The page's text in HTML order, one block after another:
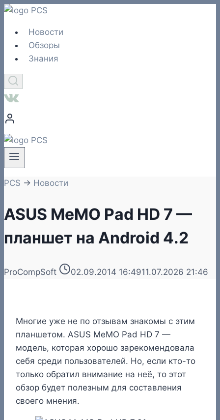
Перейти
содержимому
Новости
Обзоры
Знания
PCS → Новости
ASUS MeMO Pad HD 7 —
планшет на Android 4.2
ProCompSoft 02.09.2014 16:4911.07.2026 21:46
Многие уже не по отзывам знакомы с этим
планшетом. ASUS MeMO Pad HD 7 —
модель, которая хорошо зарекомендовала
себя среди пользователей. Но, если кто-то
только обратил внимание на неё, то этот
обзор будет полезным для составления
своего мнения.